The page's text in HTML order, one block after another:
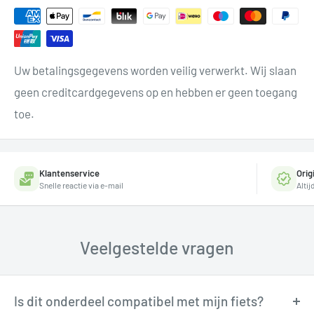
Uw betalingsgegevens worden veilig verwerkt. Wij slaan
geen creditcardgegevens op en hebben er geen toegang
toe.
Klantenservice
Snelle reactie via e-mail
Veelgestelde vragen
Is dit onderdeel compatibel met mijn fiets?